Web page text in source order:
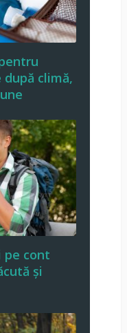
climă,
pe cont
și